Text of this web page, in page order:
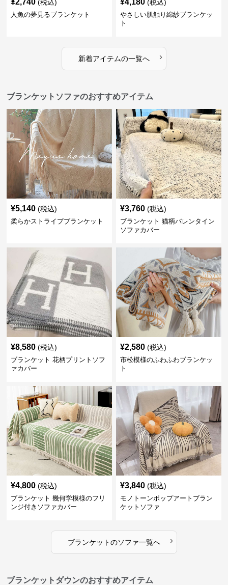
¥2,740 (税込)
人魚の夢見るブランケット
¥4,180 (税込)
やさしい肌触り綿紗ブランケッ
ト
新着アイテムの一覧へ ›
ブランケットソファのおすすめアイテム
¥5,140 (税込)
柔らかストライプブランケット
¥3,760 (税込)
ブランケット 猫柄バレンタイン
ソファカバー
¥8,580 (税込)
ブランケット 花柄プリントソフ
ァカバー
¥2,580 (税込)
市松模様のふわふわブランケッ
ト
¥4,800 (税込)
ブランケット 幾何学模様のフリ
ンジ付きソファカバー
¥3,840 (税込)
モノトーンポップアートブラン
ケットソファ
ブランケットのソファ一覧へ ›
ブランケットダウンのおすすめアイテム